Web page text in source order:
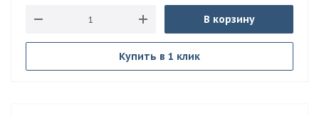
В корзину
Купить в 1 клик